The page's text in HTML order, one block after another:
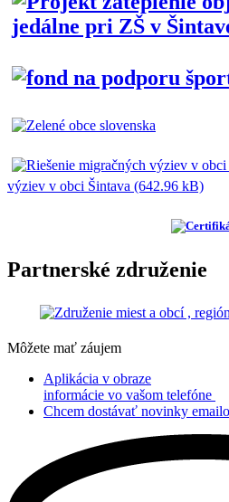
výziev v obci Šintava (642.96 kB)
Partnerské združenie
Môžete mať záujem
Aplikácia v obraze
informácie vo vašom telefóne
Chcem dostávať novinky